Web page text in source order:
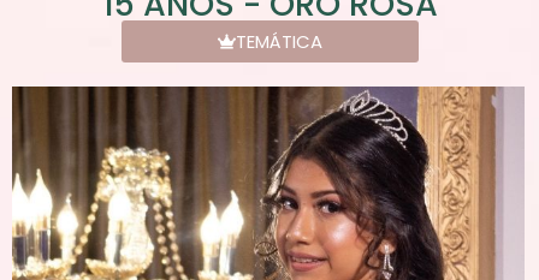
TEMÁTICA